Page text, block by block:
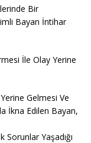
Bir
Bayan İntihar
İle Olay Yerine
Gelmesi Ve
İkna Edilen Bayan,
Sorunlar Yaşadığı